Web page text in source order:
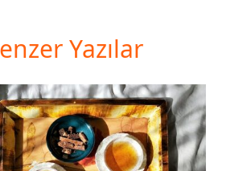
Yazılar